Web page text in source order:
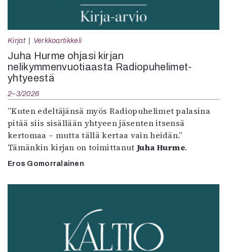
Kirjat Verkkoartikkeli
Juha Hurme ohjasi kirjan
nelikymmenvuotiaasta Radiopuhelimet-
yhtyeestä
2–3/2026
”Kuten edeltäjänsä myös Radiopuhelimet palasina
pitää siis sisällään yhtyeen jäsenten itsensä
kertomaa – mutta tällä kertaa vain heidän.”
Tämänkin kirjan on toimittanut Juha Hurme.
Eros Gomorralainen